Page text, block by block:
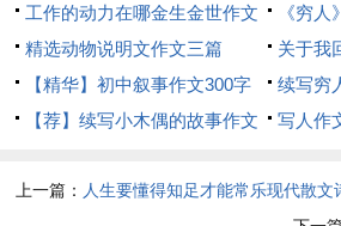
工作的动力在哪金生金世作文
写作材料
《穷
精选动物说明文作文三篇
关于我
想象作文
【精华】初中叙事作文300字
五篇
续写穷
【荐】续写小木偶的故事作文
写人作
上一篇： 人生要懂得知足才能常乐现代散文